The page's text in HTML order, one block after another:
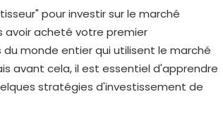
pour investir sur le marché
avoir acheté votre premier
monde entier qui utilisent le marché
avant cela, il est essentiel d'apprendre
stratégies d'investissement de